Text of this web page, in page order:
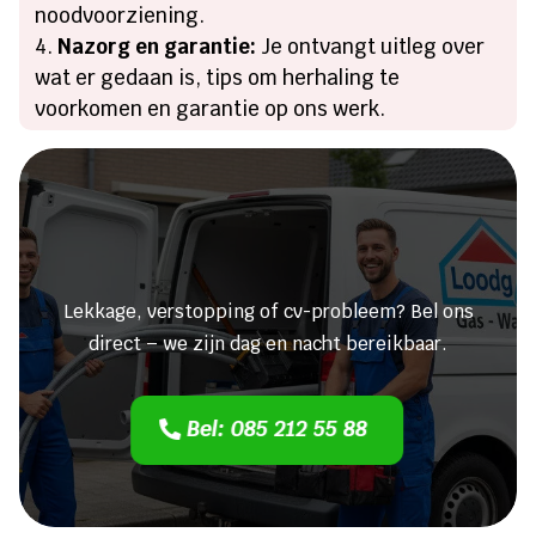
noodvoorziening.
Nazorg en garantie: Je ontvangt uitleg over
wat er gedaan is, tips om herhaling te
voorkomen en garantie op ons werk.
Heeft u een lekkage of een
verstopping?
Lekkage, verstopping of cv-probleem? Bel ons
direct – we zijn dag en nacht bereikbaar.
Bel: 085 212 55 88